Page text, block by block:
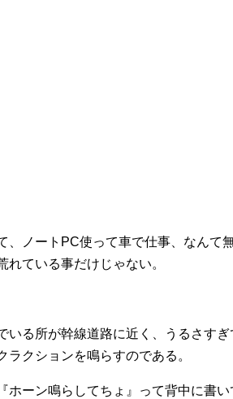
、ノートPC使って車で仕事、なんて
れている事だけじゃない。
いる所が幹線道路に近く、うるさす
ラクションを鳴らすのである。
ホーン鳴らしてちょ』って背中に書い